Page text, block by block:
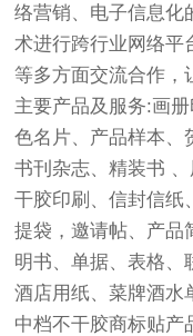
络营销、电子信息化
术进行跨行业网络平
等多方面交流合作，
主要产品及服务:画
色名片、产品样本、
书刊杂志、精装书
干胶印刷、信封信纸
提袋，邀请帖、产品
明书、单据、表格、
酒店用纸、菜牌酒水
中档不干胶商标贴产